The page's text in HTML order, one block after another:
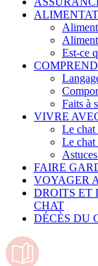
Est-ce
Faits à
VIVRE
Le chat
Le chat
FAIRE
VOYAGER
DROITS ET
CHAT
DÉCÈS DU